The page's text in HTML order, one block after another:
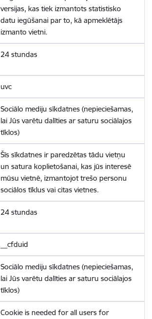
versijas, kas tiek izmantots statistisko
datu iegūšanai par to, kā apmeklētājs
izmanto vietni.
24 stundas
uvc
Sociālo mediju sīkdatnes (nepieciešamas,
lai Jūs varētu dalīties ar saturu sociālajos
tīklos)
Šīs sīkdatnes ir paredzētas tādu vietņu
un satura koplietošanai, kas jūs interesē
mūsu vietnē, izmantojot trešo personu
sociālos tīklus vai citas vietnes.
24 stundas
__cfduid
Sociālo mediju sīkdatnes (nepieciešamas,
lai Jūs varētu dalīties ar saturu sociālajos
tīklos)
Cookie is needed for all users for